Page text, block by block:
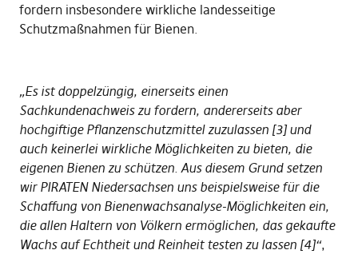
fordern insbesondere wirkliche landesseitige
Schutzmaßnahmen für Bienen.
„Es ist doppelzüngig, einerseits einen
Sachkundenachweis zu fordern, andererseits aber
hochgiftige Pflanzenschutzmittel zuzulassen [3] und
auch keinerlei wirkliche Möglichkeiten zu bieten, die
eigenen Bienen zu schützen. Aus diesem Grund setzen
wir PIRATEN Niedersachsen uns beispielsweise für die
Schaffung von Bienenwachsanalyse-Möglichkeiten ein,
die allen Haltern von Völkern ermöglichen, das gekaufte
Wachs auf Echtheit und Reinheit testen zu lassen [4]“,